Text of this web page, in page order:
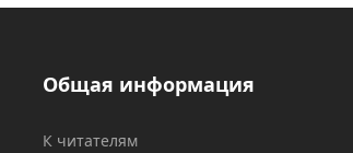
Общая информация
К читателям